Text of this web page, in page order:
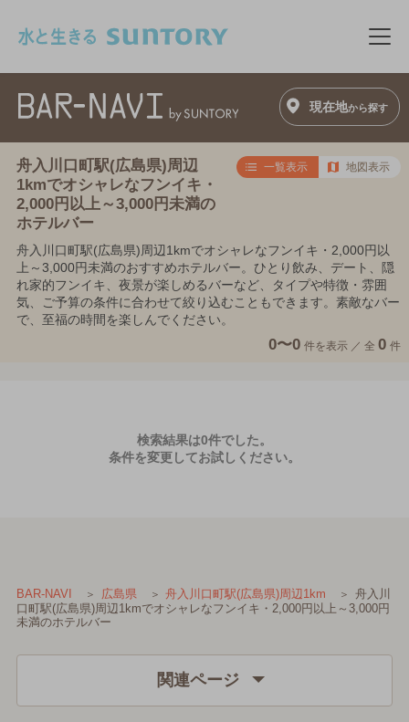
メ
現在地から探す
舟入川口町駅(広島県)周辺
1kmでオシャレなフンイキ・
2,000円以上～3,000円未満の
ホテルバー
一覧表示 地図表示
舟入川口町駅(広島県)周辺1kmでオシャレなフンイキ・2,000円以
上～3,000円未満のおすすめホテルバー。ひとり飲み、デート、隠
れ家的フンイキ、夜景が楽しめるバーなど、タイプや特徴・雰囲
気、ご予算の条件に合わせて絞り込むこともできます。素敵なバー
で、至福の時間を楽しんでください。
0〜0 件を表示 ／ 全 0 件
検索結果は0件でした。
条件を変更してお試しください。
BAR-NAVI 広島県 舟入川口町駅(広島県)周辺1km
舟入川
口町駅(広島県)周辺1kmでオシャレなフンイキ・2,000円以上～3,000円
未満のホテルバー
関連ページ